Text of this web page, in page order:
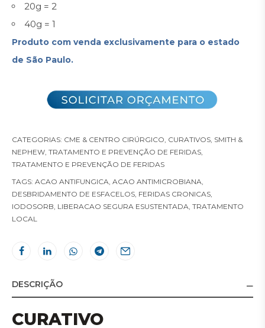
20g = 2
40g = 1
Produto com venda exclusivamente para o estado
de São Paulo.
CATEGORIAS: CME & CENTRO CIRÚRGICO, CURATIVOS, SMITH &
NEPHEW, TRATAMENTO E PREVENÇÃO DE FERIDAS,
TRATAMENTO E PREVENÇÃO DE FERIDAS
TAGS: ACAO ANTIFUNGICA, ACAO ANTIMICROBIANA,
DESBRIDAMENTO DE ESFACELOS, FERIDAS CRONICAS,
IODOSORB, LIBERACAO SEGURA ESUSTENTADA, TRATAMENTO
LOCAL
DESCRIÇÃO
CURATIVO